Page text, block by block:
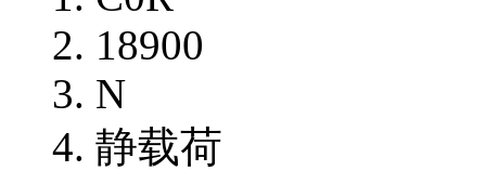
18900
N
静载荷